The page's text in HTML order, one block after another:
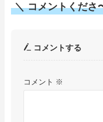
＼ コメントくださ
コメントする
コメント ※